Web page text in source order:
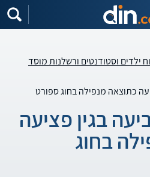
ילדים וסטודנטים ורשלנות מוסד
כתוצאה מנפילה בחוג ספורט
בגין פציעה
בחוג